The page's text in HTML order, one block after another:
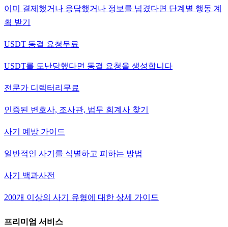
이미 결제했거나 응답했거나 정보를 넘겼다면 단계별 행동 계
획 받기
USDT 동결 요청무료
USDT를 도난당했다면 동결 요청을 생성합니다
전문가 디렉터리 무료
인증된 변호사, 조사관, 법무 회계사 찾기
사기 예방 가이드
일반적인 사기를 식별하고 피하는 방법
사기 백과사전
200개 이상의 사기 유형에 대한 상세 가이드
프리미엄 서비스